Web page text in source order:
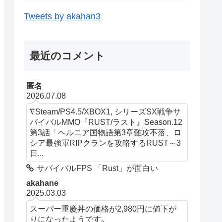
Tweets by akahan3
最近のコメント
匿名
2026.07.08
∇Steam/PS4.5/XBOX1, シリーズSX戦争サ
バイバルMMO『RUST/ラスト』Season.12
第3話「ヘルニア国物語第3章難攻不落、ロ
シア最強軍RIPクランを攻略するRUST～3
日...
サバイバルFPS 「Rust」が面白い
akahane
2025.03.03
スーパー重慶丼の価格が2,980円に値下が
りになったようです｡